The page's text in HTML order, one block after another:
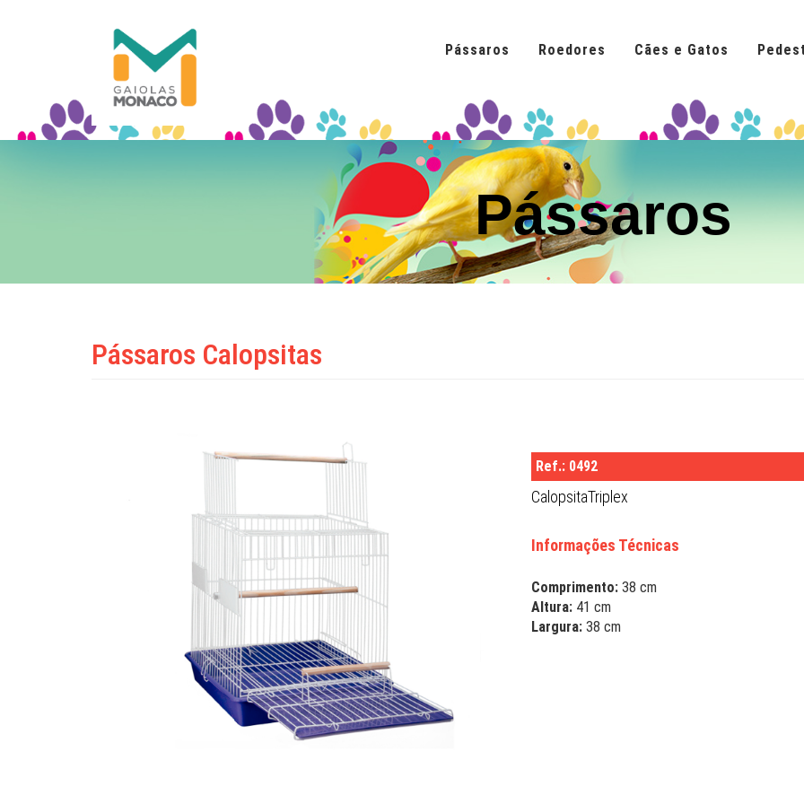
Pássaros Roedores Cães e Gatos
Pássaros
Pássaros Calopsitas
Ref.: 0492
CalopsitaTriplex
Informações Técnicas
Comprimento: 38 cm
Altura: 41 cm
Largura: 38 cm